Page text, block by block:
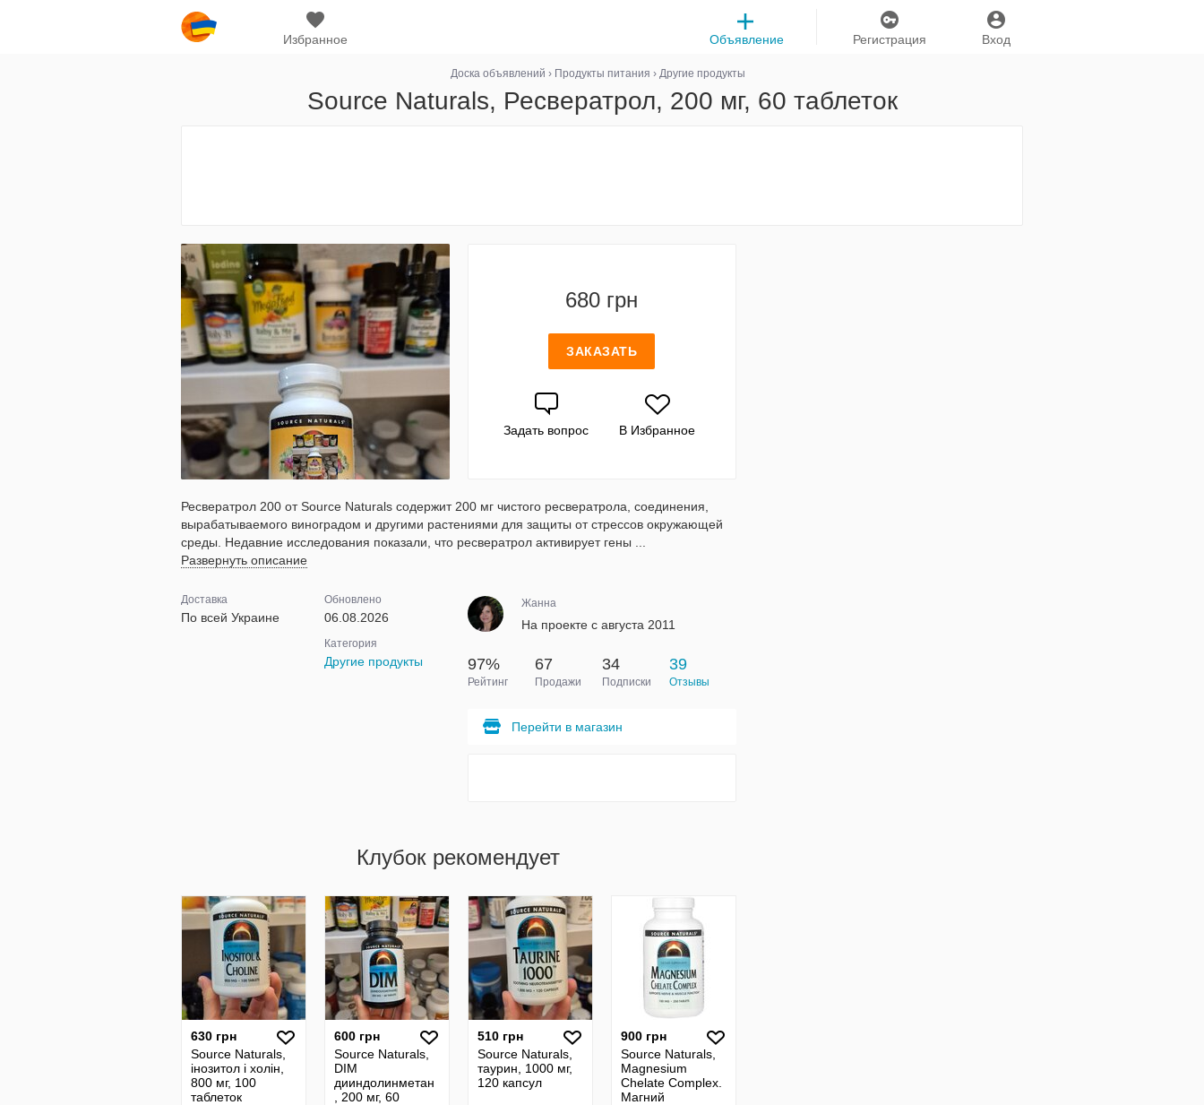
Избранное Вход
Регистрация
Объявление
Доска объявлений › Продукты питания › Другие продукты
Source Naturals, Ресвератрол, 200 мг, 60 таблеток
680 грн
ЗАКАЗАТЬ
Задать вопрос В Избранное
Ресвератрол 200 от Source Naturals содержит 200 мг чистого ресвератрола, соединения,
вырабатываемого виноградом и другими растениями для защиты от стрессов окружающей
среды. Недавние исследования показали, что ресвератрол активирует гены ...
Развернуть описание
Доставка
По всей Украине
Обновлено
06.08.2026
Категория
Другие продукты
Жанна
На проекте с августа 2011
97%
Рейтинг
67
Продажи
34
Подписки
39
Отзывы
Перейти в магазин
Клубок рекомендует
630 грн
Source Naturals,
інозитол і холін,
800 мг, 100
таблеток
600 грн
Source Naturals,
DIM
дииндолинметан
, 200 мг, 60
510 грн
Source Naturals,
таурин, 1000 мг,
120 капсул
900 грн
Source Naturals,
Magnesium
Chelate Complex.
Магний